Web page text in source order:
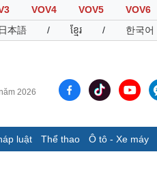
VOV4 VOV5 VOV6
日本語 / ខ្មែរ / 한국어
2026
luật Thể thao Ô tô - Xe máy